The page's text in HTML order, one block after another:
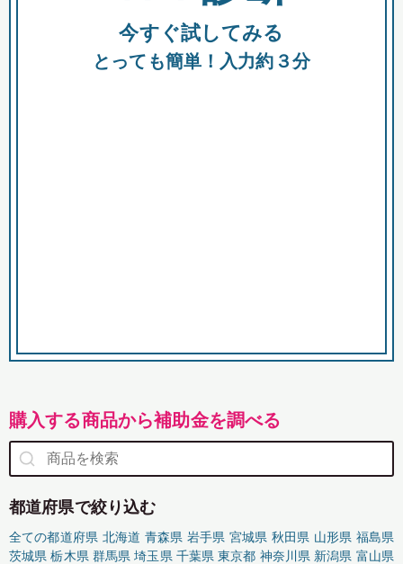
助成金 融資 出資
今すぐ試してみる
とっても簡単！入力約３分
購入する商品から補助金を調べる
都道府県で絞り込む
全ての都道府県 北海道 青森県 岩手県 宮城県 秋田県 山形県 福島県
茨城県 栃木県 群馬県 埼玉県 千葉県 東京都 神奈川県 新潟県 富山県